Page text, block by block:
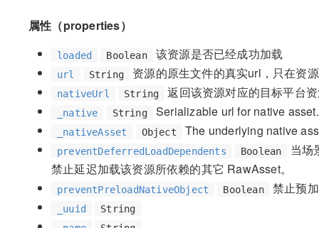
属性（properties）
loaded Boolean 该资源是否已经成功加载
url String 资源的原生文件的真实url，只在资
nativeUrl String 返回该资源对应的目标平台
_native String Serializable url for native asset.
_nativeAsset Object The underlying native
preventDeferredLoadDependents Boolean
当场
禁止延迟加载该资源所依赖的其它 RawAsset。
preventPreloadNativeObject Boolean 禁止预
_uuid
String